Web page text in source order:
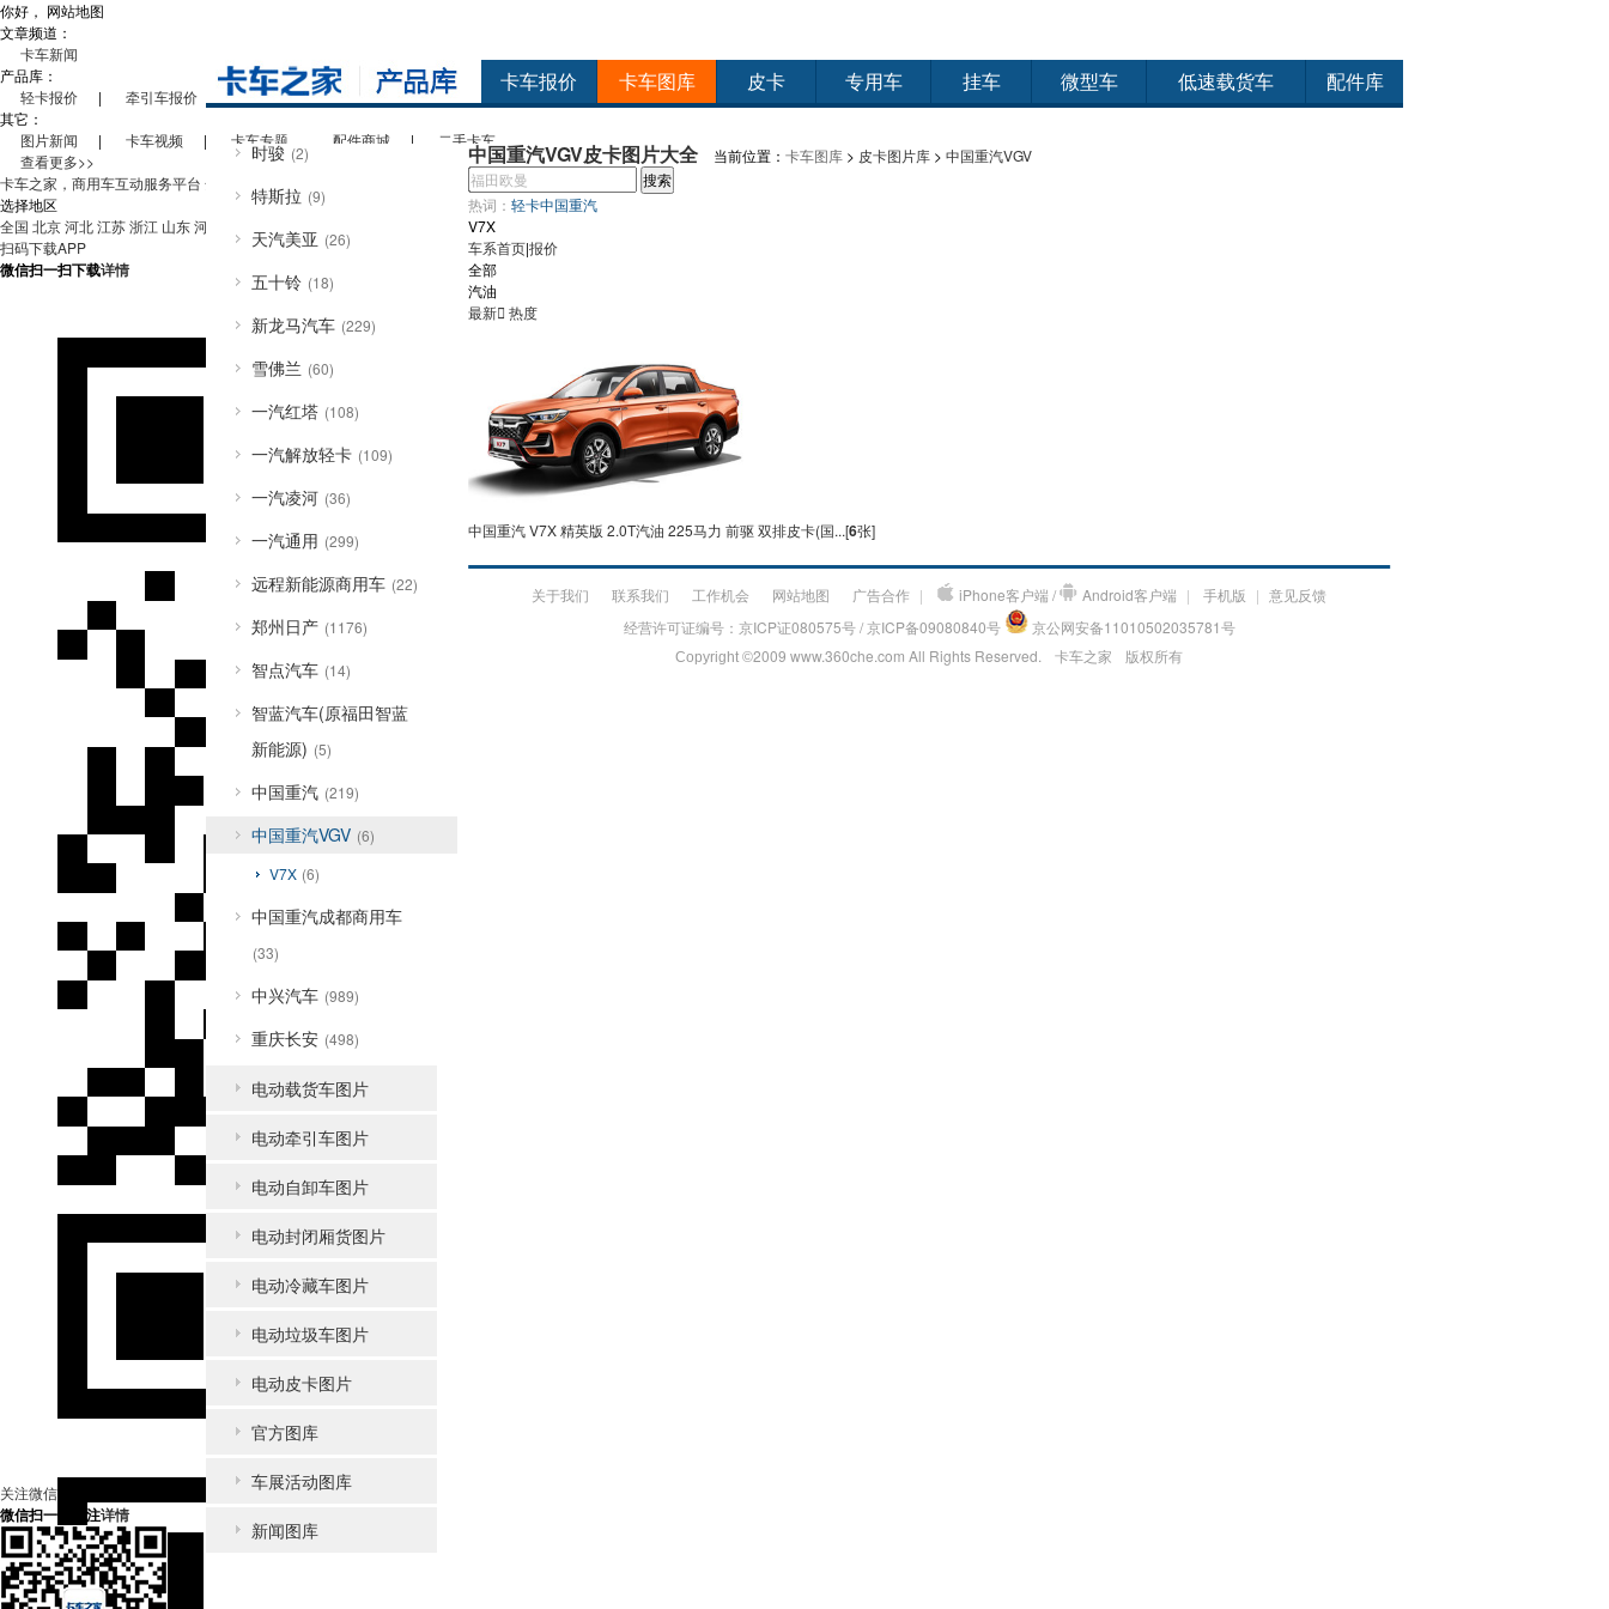
你好， 网站地图
文章频道：
卡车新闻
产品库：
轻卡报价
| 牵引车报价 载货车报价 自卸车报价 | 专用车报价 配件报价 车展图片
官方图片
其它：
图片新闻
| 卡车视频 | 卡车专题 配件商城 |
二手卡车
查看更多>>
卡车之家，商用车互动服务平台 全国
选择地区
全国 北京河北江苏浙江 山东河南
扫码下载APP
微信扫一扫下载详情
关注微信
微信扫一扫关注详情
卡车报价 卡车图库 皮卡 专用车 挂车 微型车 低速载货车 配件库
上汽大通(923)
上汽通用五菱(103)
时骏 (2)
特斯拉 (9)
天汽美亚 (26)
五十铃 (18)
新龙马汽车 (229)
雪佛兰 (60)
一汽红塔 (108)
一汽解放轻卡 (109)
一汽凌河 (36)
一汽通用 (299)
远程新能源商用车 (22)
郑州日产 (1176)
智点汽车 (14)
智蓝汽车(原福田智蓝
新能源) (5)
中国重汽 (219)
中国重汽VGV (6)
V7X (6)
中国重汽成都商用车
(33)
中兴汽车 (989)
重庆长安 (498)
电动载货车图片
电动牵引车图片
电动自卸车图片
电动封闭厢货图片
电动冷藏车图片
电动垃圾车图片
电动皮卡图片
官方图库
车展活动图库
新闻图库
中国重汽VGV皮卡图片大全 当前位置：卡车图库 > 皮卡图片库 >中国重汽VGV
热词：轻卡中国重汽
V7X
车系首页|报价
全部
汽油
最新 热度
中国重汽 V7X 精英版 2.0T汽油 225马力 前驱 双排皮卡(国...[6张]
关于我们 联系我们 工作机会 网站地图 广告合作 | iPhone客户端 / Android客户端 | 手机版 | 意见反馈
经营许可证编号：京ICP证080575号 / 京ICP备09080840号
京公网安备11010502035781号
Copyright ©2009 www.360che.com All Rights Reserved. 卡车之家 版权所有